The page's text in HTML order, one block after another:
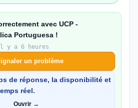
avec UCP -
Portuguesa !
y a 6 heures
un problème
de réponse, la disponibilité et
réel.
Ouvrir →